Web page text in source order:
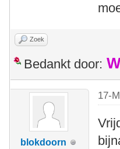
Zoek
Bedankt door:
blokdoorn
17-